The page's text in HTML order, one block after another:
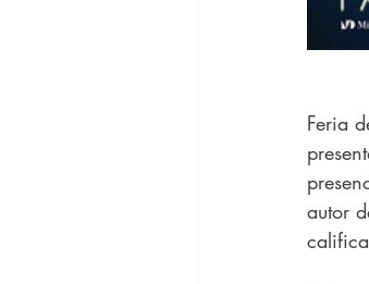
Feria
autor